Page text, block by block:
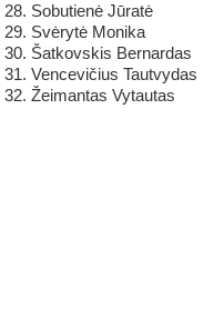
Sobutienė Jūratė
Svėrytė Monika
Šatkovskis Bernardas
Vencevičius Tautvydas
Žeimantas Vytautas